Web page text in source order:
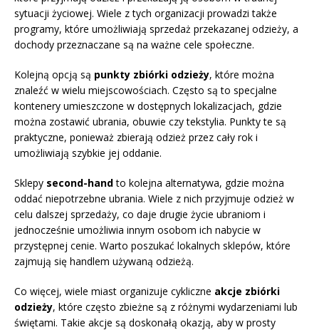
sytuacji życiowej. Wiele z tych organizacji prowadzi także
programy, które umożliwiają sprzedaż przekazanej odzieży, a
dochody przeznaczane są na ważne cele społeczne.
Kolejną opcją są punkty zbiórki odzieży, które można
znaleźć w wielu miejscowościach. Często są to specjalne
kontenery umieszczone w dostępnych lokalizacjach, gdzie
można zostawić ubrania, obuwie czy tekstylia. Punkty te są
praktyczne, ponieważ zbierają odzież przez cały rok i
umożliwiają szybkie jej oddanie.
Sklepy second-handto kolejna alternatywa, gdzie można
oddać niepotrzebne ubrania. Wiele z nich przyjmuje odzież w
celu dalszej sprzedaży, co daje drugie życie ubraniom i
jednocześnie umożliwia innym osobom ich nabycie w
przystępnej cenie. Warto poszukać lokalnych sklepów, które
zajmują się handlem używaną odzieżą.
Co więcej, wiele miast organizuje cykliczne akcje zbiórki
odzieży, które często zbieżne są z różnymi wydarzeniami lub
świętami. Takie akcje są doskonałą okazją, aby w prosty